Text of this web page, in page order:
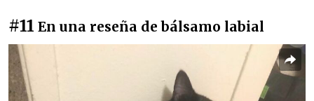
#11 En una reseña de bálsamo labial